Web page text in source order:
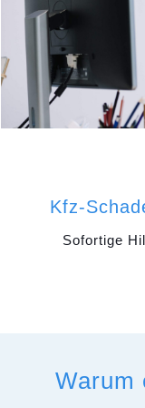
Kfz-
Sofortige
Warum